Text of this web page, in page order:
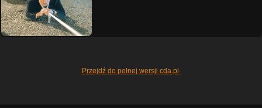
Przejdź do pełnej wersji cda.pl